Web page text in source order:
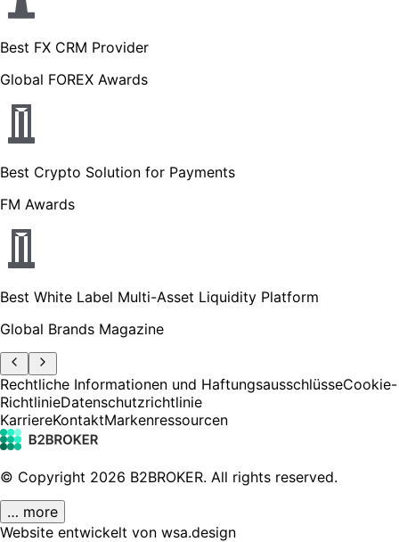
Best FX CRM Provider
Global FOREX Awards
Best Crypto Solution for Payments
FM Awards
Best White Label Multi-Asset Liquidity Platform
Global Brands Magazine
Rechtliche Informationen und HaftungsausschlüsseCookie-
RichtlinieDatenschutzrichtlinie
KarriereKontaktMarkenressourcen
© Copyright 2026 B2BROKER. All rights reserved.
… more
Website entwickelt von wsa.design